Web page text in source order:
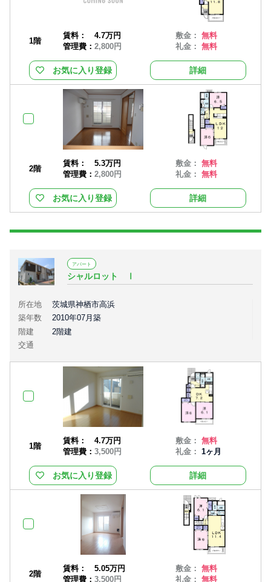
1階
賃料：
4.7万円
管理費： 2,800円
敷金：無料
礼金：無料
お気に入り登録 詳細
2階
賃料：
5.3万円
管理費： 2,800円
敷金：無料
礼金：無料
お気に入り登録 詳細
アパート
シャルロット Ⅰ
所在地
茨城県神栖市高浜
築年数
2010年07月築
階建
2階建
交通
1階
賃料：
4.7万円
管理費： 3,500円
敷金：無料
礼金：1ヶ月
お気に入り登録 詳細
2階
賃料：
5.05万円
管理費： 3,500円
敷金：無料
礼金：無料